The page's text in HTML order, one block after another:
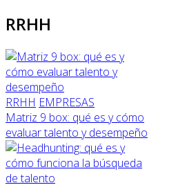
RRHH
RRHH EMPRESAS
Matriz 9 box: qué es y cómo
evaluar talento y desempeño